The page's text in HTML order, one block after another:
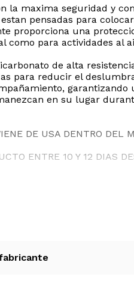
la maxima seguridad y
pensadas para
proporciona una
como para actividades al
de alta
para reducir el
en su lugar
DE USA DENTRO DEL
ENTRE 10 Y 12 DIAS